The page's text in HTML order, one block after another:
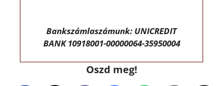
Bankszámlaszámunk: UNICREDIT
BANK 10918001-00000064-35950004
Oszd meg!